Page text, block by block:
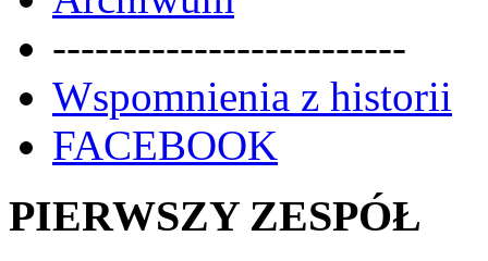
-------------------------
Wspomnienia z historii
FACEBOOK
PIERWSZY ZESPÓŁ